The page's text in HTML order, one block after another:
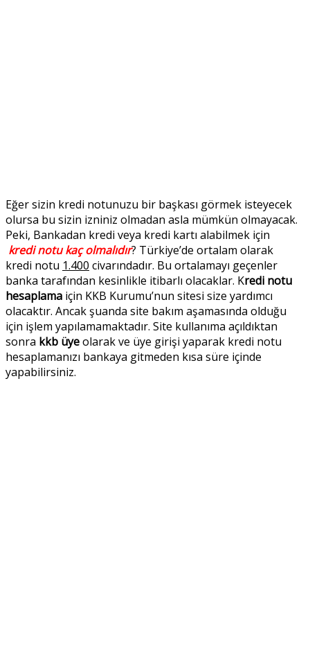
Eğer sizin kredi notunuzu bir başkası görmek isteyecek
olursa bu sizin izniniz olmadan asla mümkün olmayacak.
Peki, Bankadan kredi veya kredi kartı alabilmek için
kredi notu kaç olmalıdır? Türkiye’de ortalam olarak
kredi notu 1.400 civarındadır. Bu ortalamayı geçenler
banka tarafından kesinlikle itibarlı olacaklar. Kredi notu
hesaplama için KKB Kurumu’nun sitesi size yardımcı
olacaktır. Ancak şuanda site bakım aşamasında olduğu
için işlem yapılamamaktadır. Site kullanıma açıldıktan
sonra kkb üyeolarak ve üye girişi yaparak kredi notu
hesaplamanızı bankaya gitmeden kısa süre içinde
yapabilirsiniz.